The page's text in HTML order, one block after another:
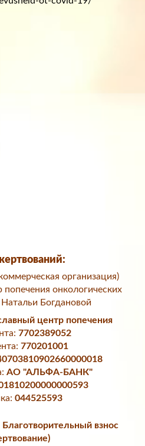
организация)
онкологических
Богдановой
центр попечения
7702389052
770201001
АО "АЛЬФА-БАНК"
044525593
Благотворительный взнос